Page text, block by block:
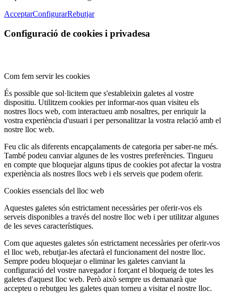
AcceptarConfigurarRebutjar
Configuració de cookies i privadesa
Com fem servir les cookies
És possible que sol·licitem que s'estableixin galetes al vostre
dispositiu. Utilitzem cookies per informar-nos quan visiteu els
nostres llocs web, com interactueu amb nosaltres, per enriquir la
vostra experiència d'usuari i per personalitzar la vostra relació amb el
nostre lloc web.
Feu clic als diferents encapçalaments de categoria per saber-ne més.
També podeu canviar algunes de les vostres preferències. Tingueu
en compte que bloquejar alguns tipus de cookies pot afectar la vostra
experiència als nostres llocs web i els serveis que podem oferir.
Cookies essencials del lloc web
Aquestes galetes són estrictament necessàries per oferir-vos els
serveis disponibles a través del nostre lloc web i per utilitzar algunes
de les seves característiques.
Com que aquestes galetes són estrictament necessàries per oferir-vos
el lloc web, rebutjar-les afectarà el funcionament del nostre lloc.
Sempre podeu bloquejar o eliminar les galetes canviant la
configuració del vostre navegador i forçant el bloqueig de totes les
galetes d'aquest lloc web. Però això sempre us demanarà que
accepteu o rebutgeu les galetes quan torneu a visitar el nostre lloc.